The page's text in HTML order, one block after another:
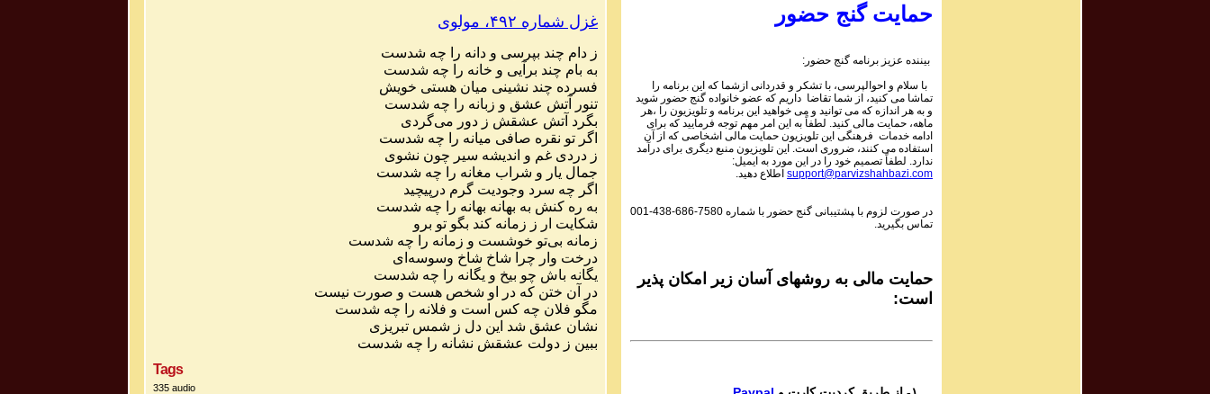
غزل شماره ۴۹۲، مولوی
ز دام چند بپرسی و دانه را چه شدست
به بام چند برآیی و خانه را چه شدست
فسرده چند نشینی میان هستی خویش
تنور آتش عشق و زبانه را چه شدست
بگرد آتش عشقش ز دور می‌گردی
اگر تو نقره صافی میانه را چه شدست
ز دردی غم و اندیشه سیر چون نشوی
جمال یار و شراب مغانه را چه شدست
اگر چه سرد وجودیت گرم درپیچید
به ره کنش به بهانه بهانه را چه شدست
شکایت ار ز زمانه کند بگو تو برو
زمانه بی‌تو خوشست و زمانه را چه شدست
درخت وار چرا شاخ شاخ وسوسه‌ای
یگانه باش چو بیخ و یگانه را چه شدست
در آن ختن که در او شخص هست و صورت نیست
مگو فلان چه کس است و فلانه را چه شدست
نشان عشق شد این دل ز شمس تبریزی
ببین ز دولت عشقش نشانه را چه شدست
Tags
335 audio
Ganj e Hozour audio Program #395
Ganj e Hozour audio Program #394
برنامه صوتی شماره ۳۹۴ گنج حضور
Parviz Shahbazi
Ganj e Hozour audio Program #393
برنامه صوتی شماره ۳۹۳ گنج حضور
Ganj e Hozour audio Program #392
Ganj e Hozour audio Program #391
Ganj e Hozour audio Program #390
Parviz Shahbazi
حمایت گنج حضور
بیننده عزیز برنامه گنج حضور:
با سلام و احوالپرسی، با تشکر و قدردانی ازشما که این برنامه را
تماشا می کنید، از شما تقاضا داریم که عضو خانواده گنج حضور شوید
و به هر اندازه که می توانید و می خواهید این برنامه و تلویزیون را ،هر
ماهه، حمایت مالی کنید. لطفاً به این امر مهم توجه فرمایید که برای
ادامه خدمات فرهنگی این تلویزیون حمایت مالی اشخاصی که از آن
استفاده می کنند، ضروری است. این تلویزیون منبع دیگری برای درآمد
ندارد. لطفاً تصمیم خود را در این مورد به ایمیل:
support@parvizshahbazi.com اطلاع دهید.
در صورت لزوم با ‍پشتیبانی گنج حضور با شماره 001-438-686-7580
تماس بگیرید.
حمایت مالی به روشهای آسان زیر امکان پذیر
است: